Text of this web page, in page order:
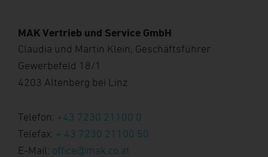
MAK Vertrieb und Service GmbH
Claudia und Martin Klein, Geschäftsführer
Gewerbefeld 18/1
4203 Altenberg bei Linz
Telefon: +43 7230 21100 0
Telefax: + 43 7230 21100 50
E-Mail: office@mak.co.at